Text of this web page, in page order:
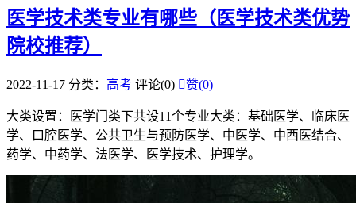
医学技术类专业有哪些（医学技术类优势
院校推荐）
2022-11-17 分类： 高考 评论(0) 赞(0)
大类设置：医学门类下共设11个专业大类：基础医学、临床医
学、口腔医学、公共卫生与预防医学、中医学、中西医结合、
药学、中药学、法医学、医学技术、护理学。